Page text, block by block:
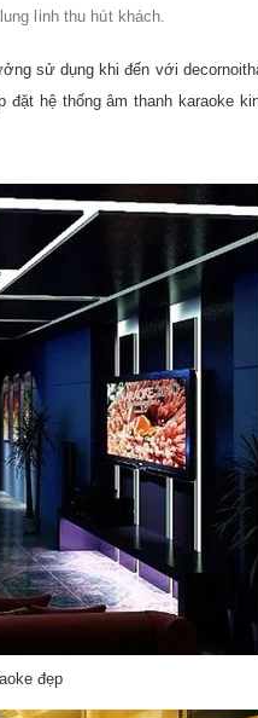
g
linh thu hút khách.
sử dụng khi đến với
hệ thống âm thanh karaoke
đẹp